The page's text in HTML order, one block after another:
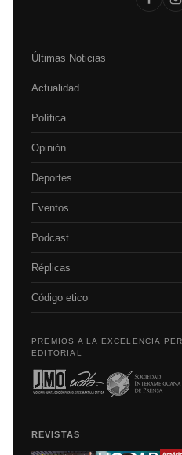
Últimas Noticias
Actualidad
Política
Opinión
Deportes
Eventos
Podcast
Réplicas
Código etico
PREMIOS A LA EXCELENCIA
EDITORIAL
REVISTAS